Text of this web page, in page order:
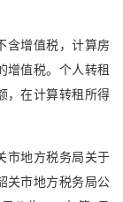
含增值税，计算房
增值税。个人转租
，在计算转租所得
市地方税务局关于
关市地方税务局公